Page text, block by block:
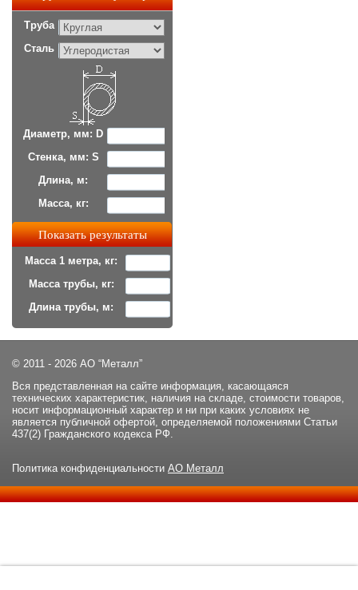
Труба
Сталь
Диаметр, мм: D
Стенка, мм: S
Длина, м:
Масса, кг:
Масса 1 метра, кг:
Масса трубы, кг:
Длина трубы, м:
© 2011 - 2026 АО “Металл”
Вся представленная на сайте информация, касающаяся
технических характеристик, наличия на складе, стоимости товаров,
носит информационный характер и ни при каких условиях не
является публичной офертой, определяемой положениями Статьи
437(2) Гражданского кодекса РФ.
Политика конфиденциальности АО Металл